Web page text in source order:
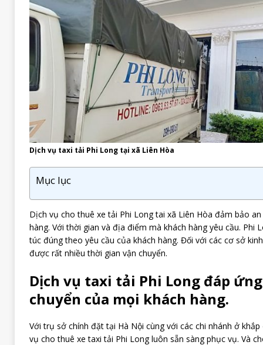
Dịch vụ taxi tải Phi Long tại xã Liên Hòa
Mục lục
Dịch vụ cho thuê xe tải Phi Long tai xã Liên Hòa đảm bảo
hàng. Với thời gian và địa điểm mà khách hàng yêu cầu. Phi
túc đúng theo yêu cầu của khách hàng. Đối với các cơ sở
được rất nhiều thời gian vận chuyển.
Dịch vụ taxi tải Phi Long đáp
chuyển của mọi khách hàng.
Với trụ sở chính đặt tại Hà Nội cùng với các chi nhánh ở
vụ cho thuê xe taxi tải Phi Long luôn sẵn sàng phục vụ. Và